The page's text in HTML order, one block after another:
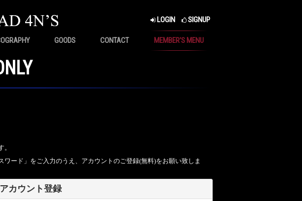
LOGIN SIGNUP
GOODS CONTACT MEMBER'S MENU
ード」をご入力のうえ、アカウントのご登録(無料)をお願い致しま
カウント登録